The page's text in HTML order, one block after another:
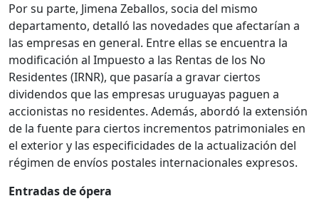
Por su parte, Jimena Zeballos, socia del mismo
departamento, detalló las novedades que afectarían a
las empresas en general. Entre ellas se encuentra la
modificación al Impuesto a las Rentas de los No
Residentes (IRNR), que pasaría a gravar ciertos
dividendos que las empresas uruguayas paguen a
accionistas no residentes. Además, abordó la extensión
de la fuente para ciertos incrementos patrimoniales en
el exterior y las especificidades de la actualización del
régimen de envíos postales internacionales expresos.
Entradas de ópera